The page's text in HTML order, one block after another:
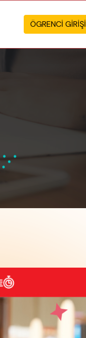
ÖGRENCİ GİRİŞİ